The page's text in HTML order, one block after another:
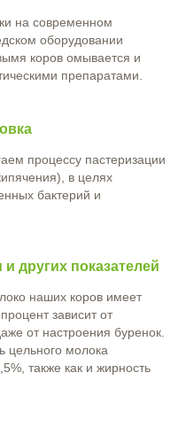
на современном
оборудовании
коров омывается и
препаратами.
процессу пастеризации
в целях
бактерий и
других показателей
наших коров имеет
зависит от
от настроения буренок.
цельного молока
также как и жирность